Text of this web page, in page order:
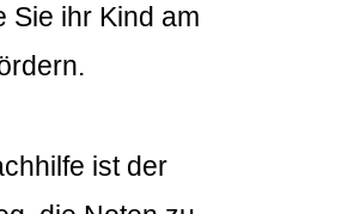
Sie ihr Kind am
ist der